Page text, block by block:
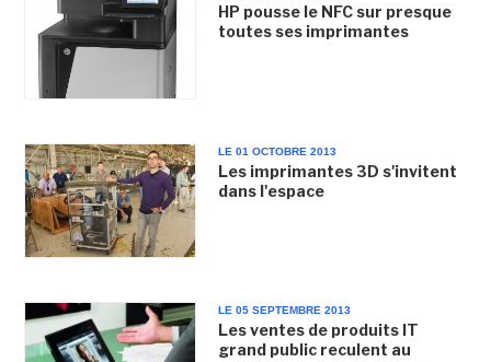
HP pousse le NFC sur presque
toutes ses imprimantes
LE 01 OCTOBRE 2013
Les imprimantes 3D s'invitent
dans l'espace
LE 05 SEPTEMBRE 2013
Les ventes de produits IT
grand public reculent au